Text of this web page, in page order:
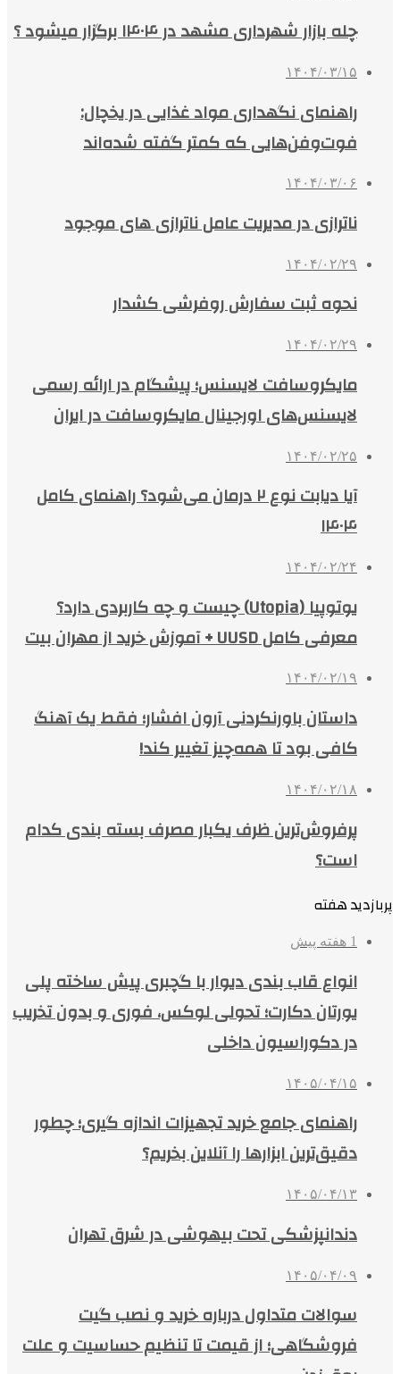
چله بازار شهرداری مشهد در ۱۴۰۴ برگزار میشود ؟
۱۴۰۴/۰۳/۱۵
راهنمای نگهداری مواد غذایی در یخچال:
فوت‌وفن‌هایی که کمتر گفته شده‌اند
۱۴۰۴/۰۳/۰۶
ناترازی در مدیریت عامل ناترازی های موجود
۱۴۰۴/۰۲/۲۹
نحوه ثبت سفارش روفرشی کشدار
۱۴۰۴/۰۲/۲۹
مایکروسافت لایسنس؛ پیشگام در ارائه رسمی
لایسنس‌های اورجینال مایکروسافت در ایران
۱۴۰۴/۰۲/۲۵
آیا دیابت نوع ۲ درمان می‌شود؟ راهنمای کامل
۱۴۰۴
۱۴۰۴/۰۲/۲۴
یوتوپیا (Utopia) چیست و چه کاربردی دارد؟
معرفی کامل UUSD + آموزش خرید از مهران بیت
۱۴۰۴/۰۲/۱۹
داستان باورنکردنی آرون افشار؛ فقط یک آهنگ
کافی بود تا همه‌چیز تغییر کند!
۱۴۰۴/۰۲/۱۸
پرفروش‌ترین ظرف یکبار مصرف بسته بندی کدام
است؟
پربازدید هفته
1 هفته پیش
انواع قاب بندی دیوار با گچبری پیش ساخته پلی
یورتان دکارت؛ تحولی لوکس، فوری و بدون تخریب
در دکوراسیون داخلی
۱۴۰۵/۰۴/۱۵
راهنمای جامع خرید تجهیزات اندازه گیری؛ چطور
دقیق‌ترین ابزارها را آنلاین بخریم؟
۱۴۰۵/۰۴/۱۳
دندانپزشکی تحت بیهوشی در شرق تهران
۱۴۰۵/۰۴/۰۹
سوالات متداول درباره خرید و نصب گیت
فروشگاهی؛ از قیمت تا تنظیم حساسیت و علت